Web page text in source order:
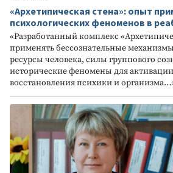
«Архетипическая стена»: опыт
психологических феноменов в
«Разработанный комплекс
применять бессознательные
ресурсы человека, силы группового
исторические феномены для
восстановления психики и